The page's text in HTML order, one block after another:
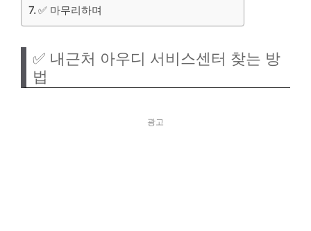
✅ 마무리하며
✅ 내근처 아우디 서비스센터 찾는 방
법
광고